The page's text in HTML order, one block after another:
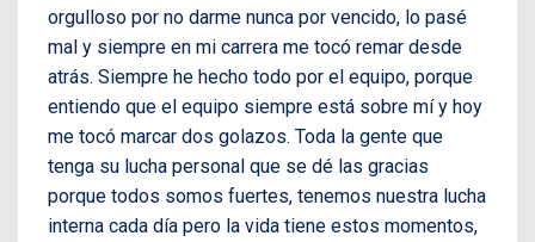
orgulloso por no darme nunca por vencido, lo pasé
mal y siempre en mi carrera me tocó remar desde
atrás. Siempre he hecho todo por el equipo, porque
entiendo que el equipo siempre está sobre mí y hoy
me tocó marcar dos golazos. Toda la gente que
tenga su lucha personal que se dé las gracias
porque todos somos fuertes, tenemos nuestra lucha
interna cada día pero la vida tiene estos momentos,